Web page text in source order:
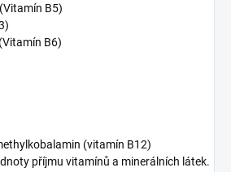
B5)
B6)
(vitamín B12)
příjmu vitamínů a minerálních látek.